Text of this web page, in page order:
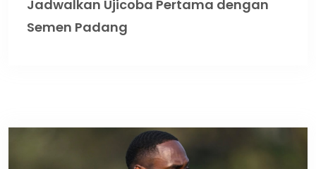
Jadwalkan Ujicoba Pertama dengan
Semen Padang